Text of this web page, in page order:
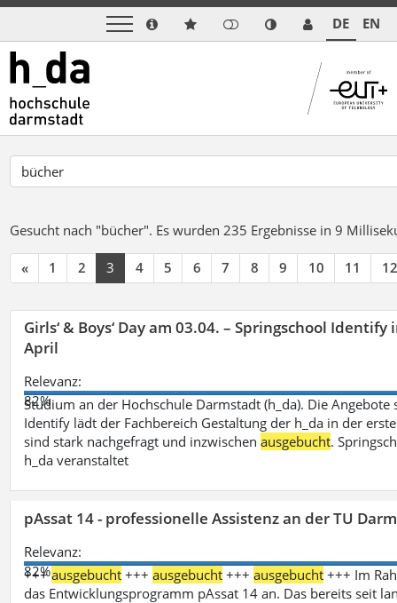
DE EN
Gesucht nach "bücher". Es wurden 235 Ergebnisse in 9
« 1 2 3 4 5 6 7 8 9 10 11 12
Girls‘ & Boys‘ Day am 03.04. – Springschool
April
Relevanz:
82%
Studium an der Hochschule Darmstadt (h_da). Die
Identify lädt der Fachbereich Gestaltung der h_da in der
sind stark nachgefragt und inzwischenausgebucht.
h_da veranstaltet
pAssat 14 - professionelle Assistenz an der TU
Relevanz:
82%
+++ausgebucht +++ausgebucht +++ausgebucht +++ Im
das Entwicklungsprogramm pAssat 14 an. Das bereits seit